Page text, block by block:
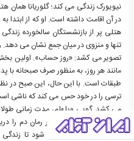
نیویورک زندگی می کند؛ گلوریانا
در آن اقامت داشته است. او که از
هتلی پر از بازنشستگان سالخورده
تنها و منزوی در میان جمع نشان می دهد.
تصویر می کشد: «روز حساب». اولین
مانند هر روز، به منظور صرف صبحانه با
طبقات است. با این حال، این صبح در
ترسی را در خود حس می کند که ناشی
می کشد. گویی ویلهلم، مدت زمانی
شماری می کرده است. در رمان دم را
تجربه کرده و مجبور می شود تا زندگی